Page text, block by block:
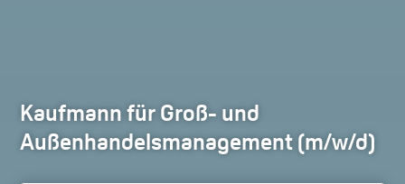
Kaufmann für Groß- und
Außenhandelsmanagement (m/w/d)